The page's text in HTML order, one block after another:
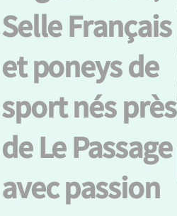
Selle Français
et poneys de
sport nés près
de Le Passage
avec passion